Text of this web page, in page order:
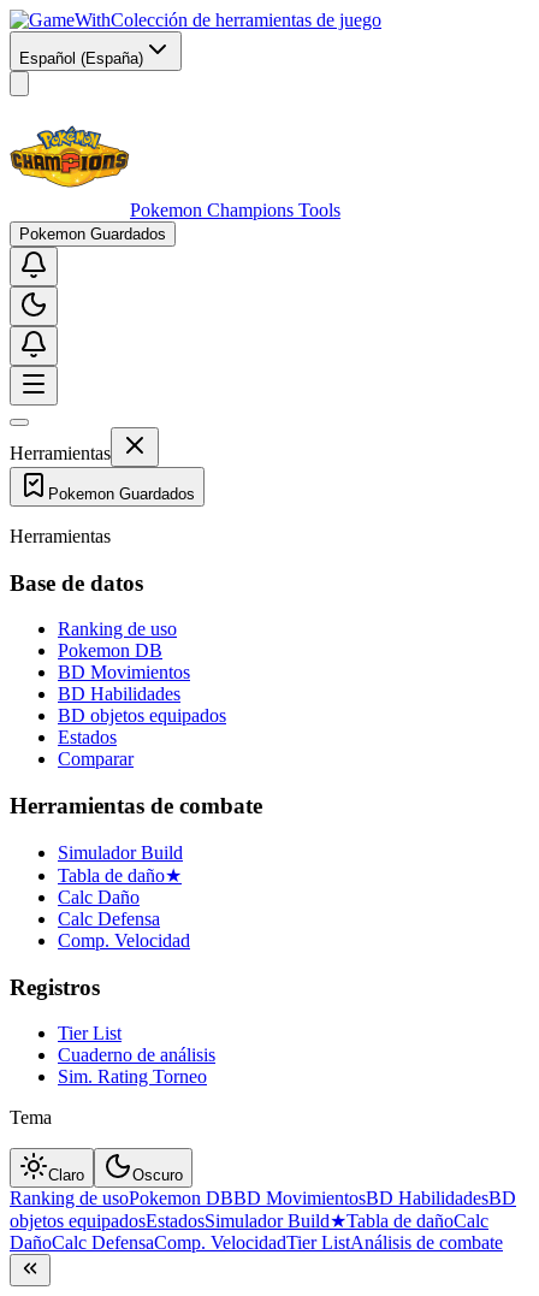
Colección de herramientas de juego
Español (España)
Pokemon Champions Tools
Pokemon Guardados
Herramientas
Pokemon Guardados
Herramientas
Base de datos
Ranking de uso
Pokemon DB
BD Movimientos
BD Habilidades
BD objetos equipados
Estados
Comparar
Herramientas de combate
Simulador Build
Tabla de daño★
Calc Daño
Calc Defensa
Comp. Velocidad
Registros
Tier List
Cuaderno de análisis
Sim. Rating Torneo
Tema
Claro Oscuro
Ranking de usoPokemon DBBD MovimientosBD HabilidadesBD
objetos equipadosEstadosSimulador Build★Tabla de dañoCalc
DañoCalc DefensaComp. VelocidadTier ListAnálisis de combate